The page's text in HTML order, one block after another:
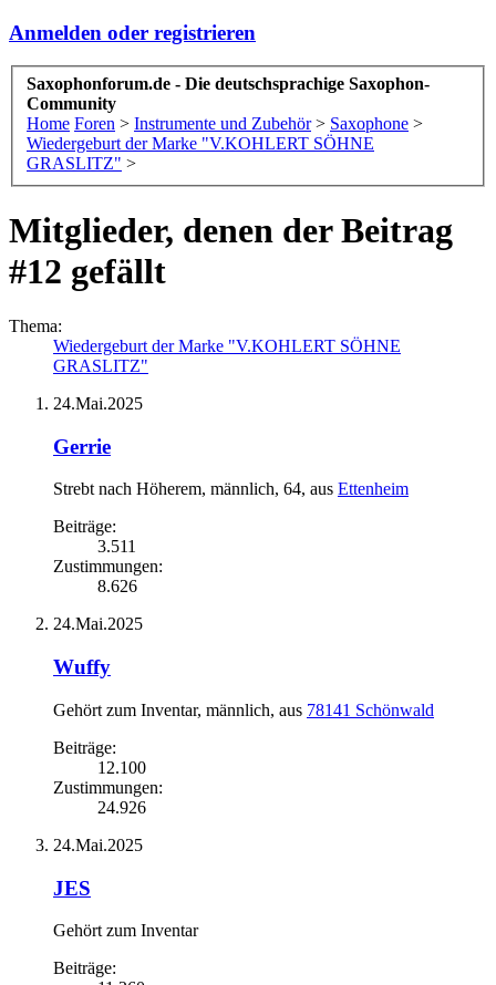
Anmelden oder registrieren
Saxophonforum.de - Die deutschsprachige Saxophon-
Community
Home Foren > Instrumente und Zubehör > Saxophone >
Wiedergeburt der Marke "V.KOHLERT SÖHNE
GRASLITZ" >
Mitglieder, denen der Beitrag
#12 gefällt
Thema:
Wiedergeburt der Marke "V.KOHLERT SÖHNE
GRASLITZ"
24.Mai.2025
Gerrie
Strebt nach Höherem, männlich, 64, aus Ettenheim
Beiträge:
3.511
Zustimmungen:
8.626
24.Mai.2025
Wuffy
Gehört zum Inventar, männlich, aus 78141 Schönwald
Beiträge:
12.100
Zustimmungen:
24.926
24.Mai.2025
JES
Gehört zum Inventar
Beiträge: